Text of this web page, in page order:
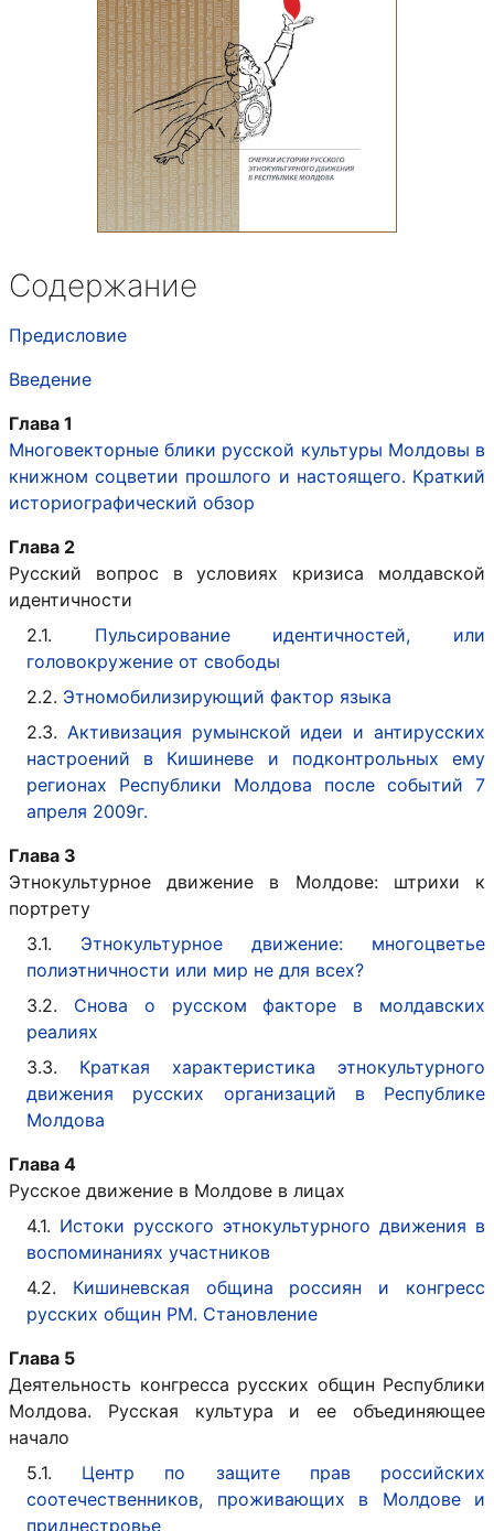
Содержание
Предисловие
Введение
Глава 1
Многовекторные блики русской культуры Молдовы в
книжном соцветии прошлого и настоящего. Краткий
историографический обзор
Глава 2
Русский вопрос в условиях кризиса молдавской
идентичности
2.1. Пульсирование идентичностей, или
головокружение от свободы
2.2. Этномобилизирующий фактор языка
2.3. Активизация румынской идеи и антирусских
настроений в Кишиневе и подконтрольных ему
регионах Республики Молдова после событий 7
апреля 2009г.
Глава 3
Этнокультурное движение в Молдове: штрихи к
портрету
3.1. Этнокультурное движение: многоцветье
полиэтничности или мир не для всех?
3.2. Снова о русском факторе в молдавских
реалиях
3.3. Краткая характеристика этнокультурного
движения русских организаций в Республике
Молдова
Глава 4
Русское движение в Молдове в лицах
4.1. Истоки русского этнокультурного движения в
воспоминаниях участников
4.2. Кишиневская община россиян и конгресс
русских общин РМ. Становление
Глава 5
Деятельность конгресса русских общин Республики
Молдова. Русская культура и ее объединяющее
начало
5.1. Центр по защите прав российских
соотечественников, проживающих в Молдове и
приднестровье